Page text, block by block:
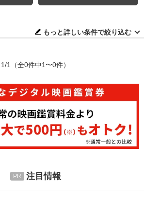
もっと詳しい条件で絞り込む
1/1 （全0件中1〜0件）
注目情報